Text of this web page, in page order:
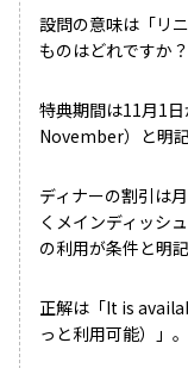
設問の意味は「リ
ものはどれですか？
特典期間は11月1
November）と明記
ディナーの割引は
くメインディッシ
の利用が条件と明
正解は「It is
っと利用可能）」。